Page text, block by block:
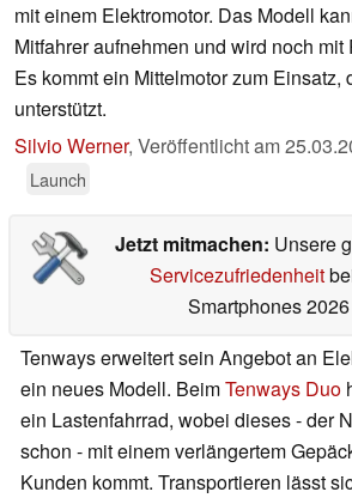
mit einem Elektromotor. Das Modell
Mitfahrer aufnehmen und wird noch mit
Es kommt ein Mittelmotor zum Einsatz,
unterstützt.
Silvio Werner, Veröffentlicht am
Launch
Jetzt mitmachen: Unsere
Servicezufriedenheit
Smartphones 2026
Tenways erweitert sein Angebot an
ein neues Modell. BeimTenways Duo
ein Lastenfahrrad, wobei dieses - der
schon - mit einem verlängertem
Kunden kommt. Transportieren lässt